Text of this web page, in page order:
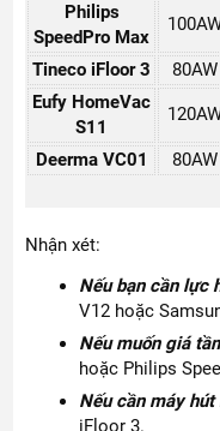
Philips
SpeedPro Max
Tineco iFloor 3
80AW
Eufy HomeVac
S11
Deerma VC01 80AW
Nhận xét:
Nếu bạn cần lực
V12 hoặc
Nếu muốn giá
hoặc Philips
Nếu cần máy